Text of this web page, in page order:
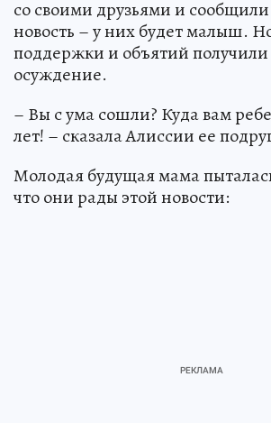
со своими друзьями и
новость – у них будет малыш.
поддержки и объятий
осуждение.
– Вы с ума сошли? Куда вам
лет! – сказала Алиссии ее
Молодая будущая мама
что они рады этой новости: